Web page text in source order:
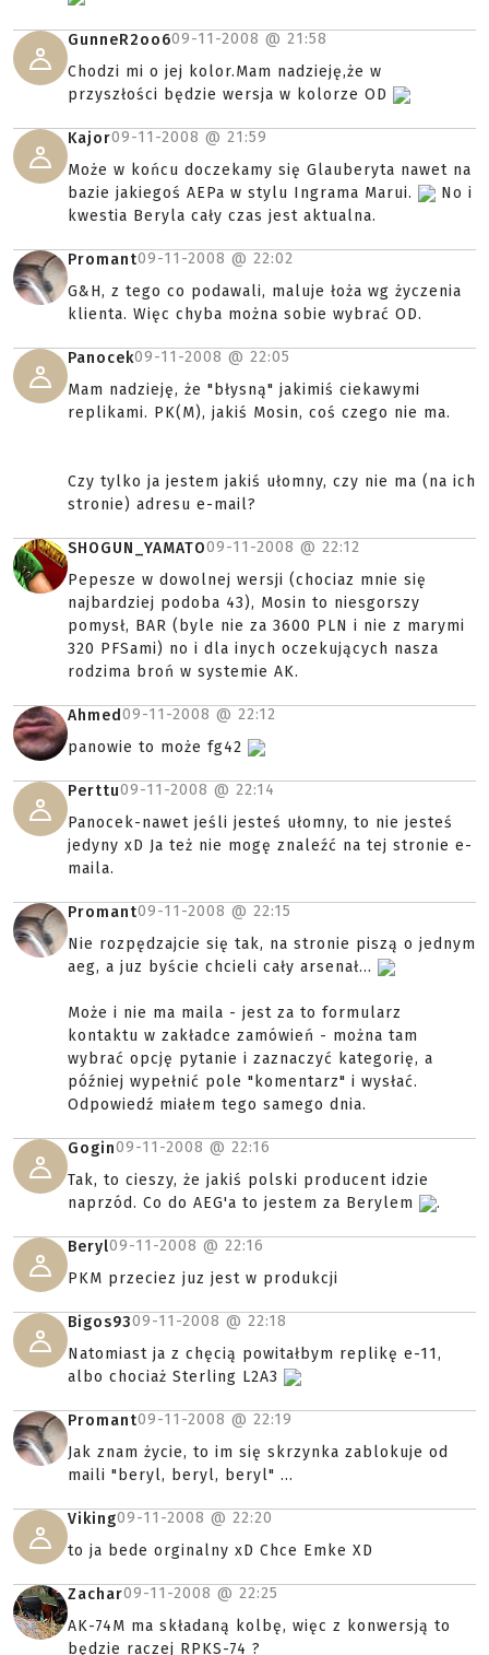
GunneR2oo609-11-2008 @ 21:58
Chodzi mi o jej kolor.Mam nadzieję,że w
przyszłości będzie wersja w kolorze OD
Kajor09-11-2008 @ 21:59
Może w końcu doczekamy się Glauberyta nawet na
bazie jakiegoś AEPa w stylu Ingrama Marui.
No i
kwestia Beryla cały czas jest aktualna.
Promant09-11-2008 @ 22:02
G&H, z tego co podawali, maluje łoża wg życzenia
klienta. Więc chyba można sobie wybrać OD.
Panocek09-11-2008 @ 22:05
Mam nadzieję, że "błysną" jakimiś ciekawymi
replikami. PK(M), jakiś Mosin, coś czego nie ma.
Czy tylko ja jestem jakiś ułomny, czy nie ma (na ich
stronie) adresu e-mail?
SHOGUN_YAMATO09-11-2008 @ 22:12
Pepesze w dowolnej wersji (chociaz mnie się
najbardziej podoba 43), Mosin to niesgorszy
pomysł, BAR (byle nie za 3600 PLN i nie z marymi
320 PFSami) no i dla inych oczekujących nasza
rodzima broń w systemie AK.
Ahmed09-11-2008 @ 22:12
panowie to może fg42
Perttu09-11-2008 @ 22:14
Panocek-nawet jeśli jesteś ułomny, to nie jesteś
jedyny xD Ja też nie mogę znaleźć na tej stronie e-
maila.
Promant09-11-2008 @ 22:15
Nie rozpędzajcie się tak, na stronie piszą o jednym
aeg, a juz byście chcieli cały arsenał...
Może i nie ma maila - jest za to formularz
kontaktu w zakładce zamówień - można tam
wybrać opcję pytanie i zaznaczyć kategorię, a
później wypełnić pole "komentarz" i wysłać.
Odpowiedź miałem tego samego dnia.
Gogin09-11-2008 @ 22:16
Tak, to cieszy, że jakiś polski producent idzie
naprzód. Co do AEG'a to jestem za Berylem
.
Beryl09-11-2008 @ 22:16
PKM przeciez juz jest w produkcji
Bigos9309-11-2008 @ 22:18
Natomiast ja z chęcią powitałbym replikę e-11,
albo chociaż Sterling L2A3
Promant09-11-2008 @ 22:19
Jak znam życie, to im się skrzynka zablokuje od
maili "beryl, beryl, beryl" ...
Viking09-11-2008 @ 22:20
to ja bede orginalny xD Chce Emke XD
Zachar09-11-2008 @ 22:25
AK-74M ma składaną kolbę, więc z konwersją to
będzie raczej RPKS-74 ?